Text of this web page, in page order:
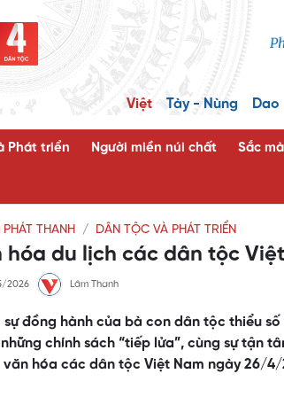
Việt Tày - Nùng Dao
Phát triển Người miền núi chất Sắc
THANH DÂN TỘC VÀ PHÁT TRIỂN
hóa du lịch các dân tộc
2026 Lâm Thanh
đồng hành của bà con dân tộc thiểu
chính sách “tiếp lửa”, cùng sự tận
hóa các dân tộc Việt Nam ngày 26/4/